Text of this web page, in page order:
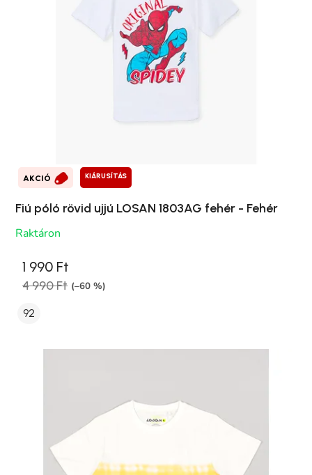
AKCIÓ KIÁRUSÍTÁS
Fiú póló rövid ujjú LOSAN 1803AG fehér - Fehér
Raktáron
1 990 Ft
4 990 Ft (–60 %)
92